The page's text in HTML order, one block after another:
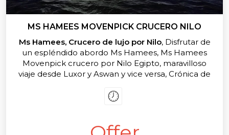
MS HAMEES MOVENPICK CRUCERO NILO
Ms Hamees, Crucero de lujo por Nilo, Disfrutar de
un espléndido abordo Ms Hamees, Ms Hamees
Movenpick crucero por Nilo Egipto, maravilloso
viaje desde Luxor y Aswan y vice versa, Crónica de
nave crucero entre Luxor y Aswan. Experiencia de